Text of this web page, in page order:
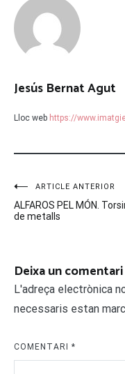
Jesús Bernat Agut
Lloc web https://
Navegació
d'entrades
ARTICLE ANTERIOR
ALFAROS PEL MÓN.
de metalls
Deixa un comentari
L'adreça electrònica
necessaris estan
COMENTARI *